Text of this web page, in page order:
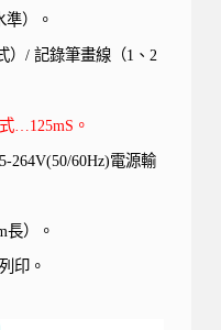
）。
） / 記錄筆畫線（1 、 2
…125mS。
264V(50/60Hz)電源輸
長）。
印。